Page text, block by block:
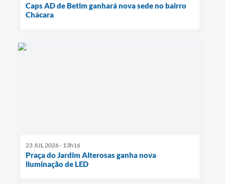
Caps AD de Betim ganhará nova sede no bairro
Chácara
23 JUL 2026 - 13h16
Praça do Jardim Alterosas ganha nova
iluminação de LED